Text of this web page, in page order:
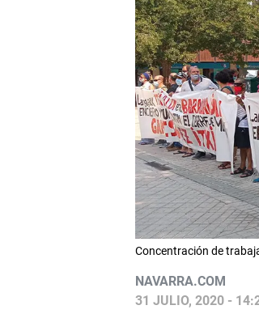
Concentración de
NAVARRA.COM
31 JULIO, 2020 -